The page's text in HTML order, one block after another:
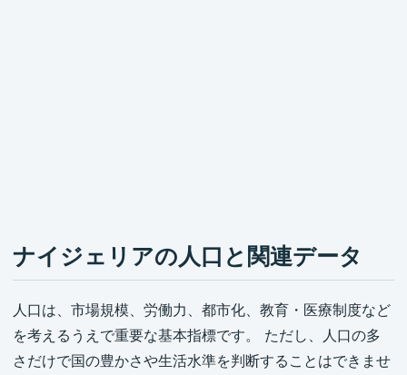
ナイジェリアの人口と関連データ
人口は、市場規模、労働力、都市化、教育・医療制度など
を考えるうえで重要な基本指標です。 ただし、人口の多
さだけで国の豊かさや生活水準を判断することはできませ